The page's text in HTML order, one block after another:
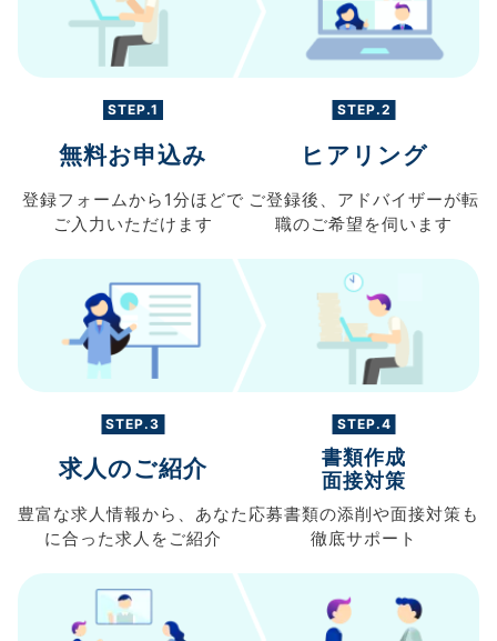
STEP.1
無料お申込み
登録フォームから 1分ほどで
ご入力 いただけます
STEP.2
ヒアリング
ご登録後、 アドバイザーが転
職のご希望を伺います
STEP.3
求人のご紹介
豊富な求人情報から、 あなた
に合った求人を ご紹介
STEP.4
書類作成
面接対策
応募書類の添削や面接対策も
徹底サポート